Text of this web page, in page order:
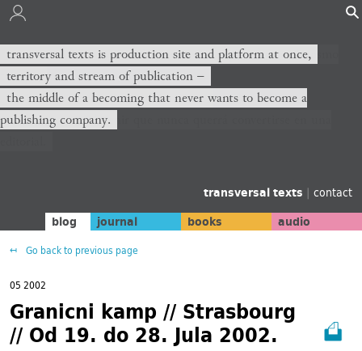
transversal texts es sitio de producción y plataforma al mismo
tiempo,
territorio y corriente de publicación −
el medio de un devenir que nunca querrá convertirse en una
transversal texts is production site and platform at once,
territory and stream of publication −
the middle of a becoming that never wants to become a
publishing company.
transversal texts | contact
blog journal books audio
Go back to previous page
05 2002
Granicni kamp // Strasbourg
// Od 19. do 28. Jula 2002.